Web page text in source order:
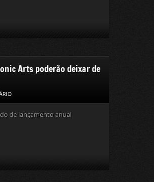
Arts poderão deixar de
de lançamento anual